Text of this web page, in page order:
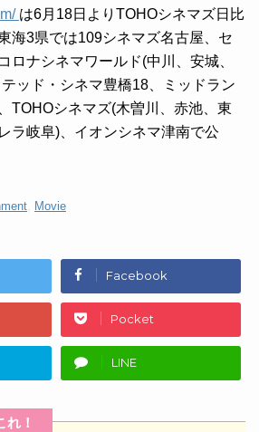
は6月18日よりTOHOシネマズ日比
海3県では109シネマズ名古屋、セ
ロナシネマワールド(中川、安城、
ッド・シネマ豊橋18、ミッドラン
TOHOシネマズ(木曽川、赤池、東
ラ岐阜)、イオンシネマ津南で公
Movie
Facebook
Pocket
LINE
！